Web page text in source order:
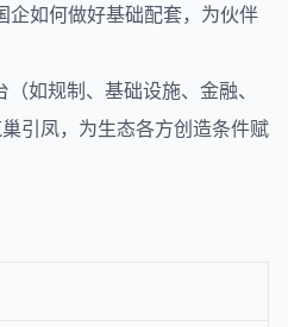
企如何做好基础配套，为伙伴
如规制、基础设施、金融、
引凤，为生态各方创造条件赋